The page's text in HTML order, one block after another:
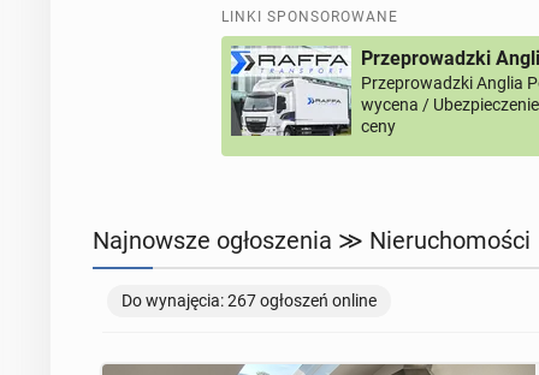
LINKI SPONSOROWANE
Przeprowadzki
Przeprowadzki Anglia
wycena /
ceny
Najnowsze ogłoszenia ≫ Nieruchomości
Do wynajęcia: 267 ogłoszeń online